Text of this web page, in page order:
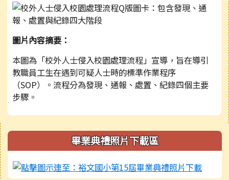
圖片內容摘要：
本圖為「校外人士侵入校園處理流程」宣導，旨在導引
教職員工生在遇到可疑人士時的標準作業程序
（SOP）。流程分為發現、通報、處置、紀錄四個主要
步驟。
右邊區域內容畢業典禮照片下載區